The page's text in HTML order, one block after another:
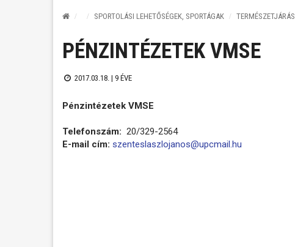
SPORTOLÁSI LEHETŐSÉGEK, SPORTÁGAK TERMÉSZETJÁRÁS
PÉNZINTÉZETEK VMSE
2017.03.18. | 9 ÉVE
Pénzintézetek VMSE
Telefonszám: 20/329-2564
E-mail cím: szenteslaszlojanos@upcmail.hu